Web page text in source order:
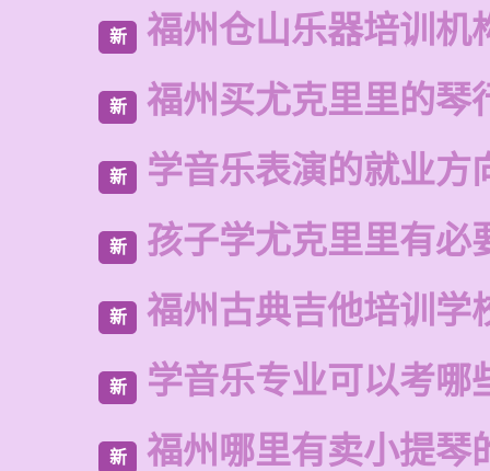
新 福州仓山乐器培训机
新 福州买尤克里里的琴
新 学音乐表演的就业方
新 孩子学尤克里里有必
新 福州古典吉他培训学
新 学音乐专业可以考哪
新 福州哪里有卖小提琴